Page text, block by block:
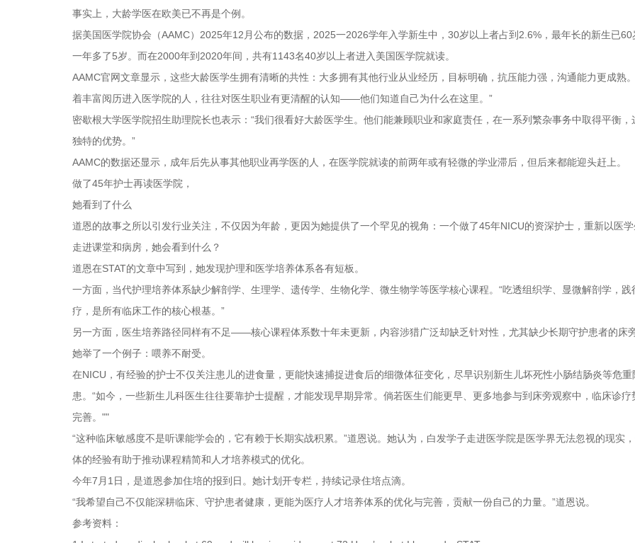
事实上，大龄学医在欧美已不再是个例。
据美国医学院协会（AAMC）2025年12月公布的数据，2025一2026学年入学新生中，30岁以上者占到2.6%，最年长的新生已60
一年多了5岁。而在2000年到2020年间，共有1143名40岁以上者进入美国医学院就读。
AAMC官网文章显示，这些大龄医学生拥有清晰的共性：大多拥有其他行业从业经历，目标明确，抗压能力强，沟通能力更成熟
着丰富阅历进入医学院的人，往往对医生职业有更清醒的认知——他们知道自己为什么在这里。”
密歇根大学医学院招生助理院长也表示：“我们很看好大龄医学生。他们能兼顾职业和家庭责任，在一系列繁杂事务中取得平衡，
独特的优势。”
AAMC的数据还显示，成年后先从事其他职业再学医的人，在医学院就读的前两年或有轻微的学业滞后，但后来都能迎头赶上。
做了45年护士再读医学院，
她看到了什么
道恩的故事之所以引发行业关注，不仅因为年龄，更因为她提供了一个罕见的视角：一个做了45年NICU的资深护士，重新以医
走进课堂和病房，她会看到什么？
道恩在STAT的文章中写到，她发现护理和医学培养体系各有短板。
一方面，当代护理培养体系缺少解剖学、生理学、遗传学、生物化学、微生物学等医学核心课程。“吃透组织学、显微解剖学，践
疗，是所有临床工作的核心根基。”
另一方面，医生培养路径同样有不足——核心课程体系数十年未更新，内容涉猎广泛却缺乏针对性，尤其缺少长期守护患者的床旁
她举了一个例子：喂养不耐受。
在NICU，有经验的护士不仅关注患儿的进食量，更能快速捕捉进食后的细微体征变化，尽早识别新生儿坏死性小肠结肠炎等危重
患。“如今，一些新生儿科医生往往要靠护士提醒，才能发现早期异常。倘若医生们能更早、更多地参与到床旁观察中，临床诊疗
完善。""
“这种临床敏感度不是听课能学会的，它有赖于长期实战积累。”道恩说。她认为，白发学子走进医学院是医学界无法忽视的现实
体的经验有助于推动课程精简和人才培养模式的优化。
今年7月1日，是道恩参加住培的报到日。她计划开专栏，持续记录住培点滴。
“我希望自己不仅能深耕临床、守护患者健康，更能为医疗人才培养体系的优化与完善，贡献一份自己的力量。”道恩说。
参考资料：